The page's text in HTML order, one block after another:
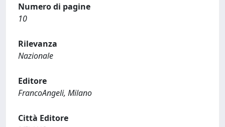
Numero di pagine
10
Rilevanza
Nazionale
Editore
FrancoAngeli, Milano
Città Editore